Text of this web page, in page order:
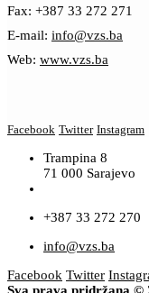
Fax: +387 33 272 271
E-mail: info@vzs.ba
Web: www.vzs.ba
Facebook Twitter Instagram
Trampina 8
71 000 Sarajevo
+387 33 272 270
info@vzs.ba
Facebook Twitter